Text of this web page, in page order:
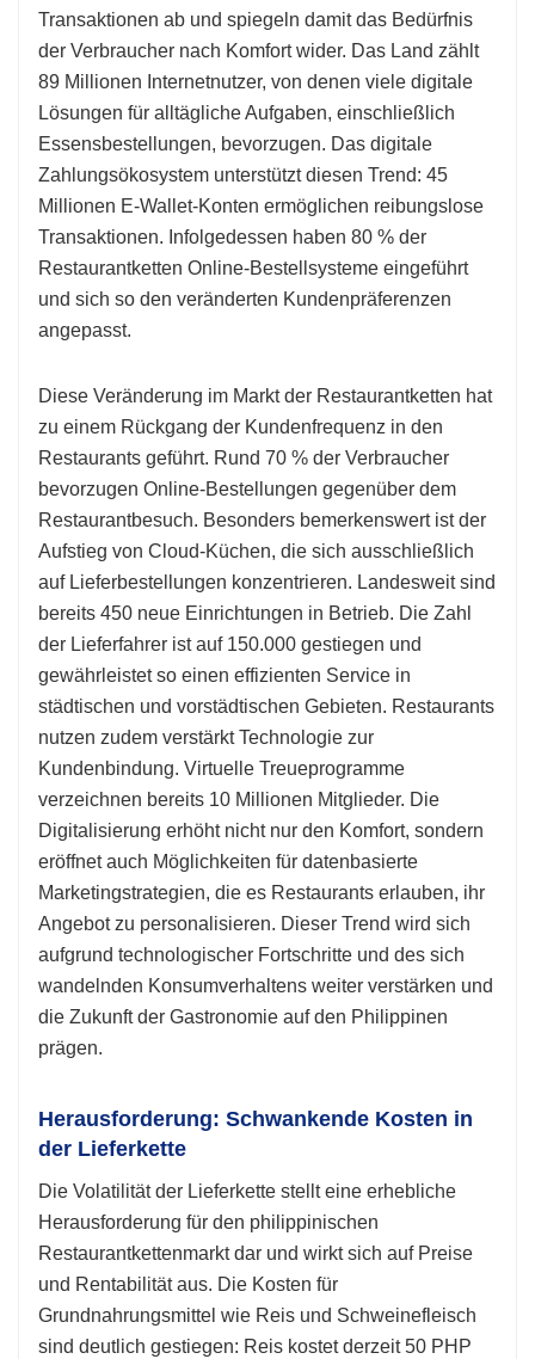
Transaktionen ab und spiegeln damit das Bedürfnis
der Verbraucher nach Komfort wider. Das Land zählt
89 Millionen Internetnutzer, von denen viele digitale
Lösungen für alltägliche Aufgaben, einschließlich
Essensbestellungen, bevorzugen. Das digitale
Zahlungsökosystem unterstützt diesen Trend: 45
Millionen E-Wallet-Konten ermöglichen reibungslose
Transaktionen. Infolgedessen haben 80 % der
Restaurantketten Online-Bestellsysteme eingeführt
und sich so den veränderten Kundenpräferenzen
angepasst.
Diese Veränderung im Markt der Restaurantketten hat
zu einem Rückgang der Kundenfrequenz in den
Restaurants geführt. Rund 70 % der Verbraucher
bevorzugen Online-Bestellungen gegenüber dem
Restaurantbesuch. Besonders bemerkenswert ist der
Aufstieg von Cloud-Küchen, die sich ausschließlich
auf Lieferbestellungen konzentrieren. Landesweit sind
bereits 450 neue Einrichtungen in Betrieb. Die Zahl
der Lieferfahrer ist auf 150.000 gestiegen und
gewährleistet so einen effizienten Service in
städtischen und vorstädtischen Gebieten. Restaurants
nutzen zudem verstärkt Technologie zur
Kundenbindung. Virtuelle Treueprogramme
verzeichnen bereits 10 Millionen Mitglieder. Die
Digitalisierung erhöht nicht nur den Komfort, sondern
eröffnet auch Möglichkeiten für datenbasierte
Marketingstrategien, die es Restaurants erlauben, ihr
Angebot zu personalisieren. Dieser Trend wird sich
aufgrund technologischer Fortschritte und des sich
wandelnden Konsumverhaltens weiter verstärken und
die Zukunft der Gastronomie auf den Philippinen
prägen.
Herausforderung: Schwankende Kosten in
der Lieferkette
Die Volatilität der Lieferkette stellt eine erhebliche
Herausforderung für den philippinischen
Restaurantkettenmarkt dar und wirkt sich auf Preise
und Rentabilität aus. Die Kosten für
Grundnahrungsmittel wie Reis und Schweinefleisch
sind deutlich gestiegen: Reis kostet derzeit 50 PHP